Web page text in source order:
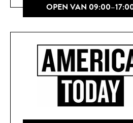
OPEN VAN